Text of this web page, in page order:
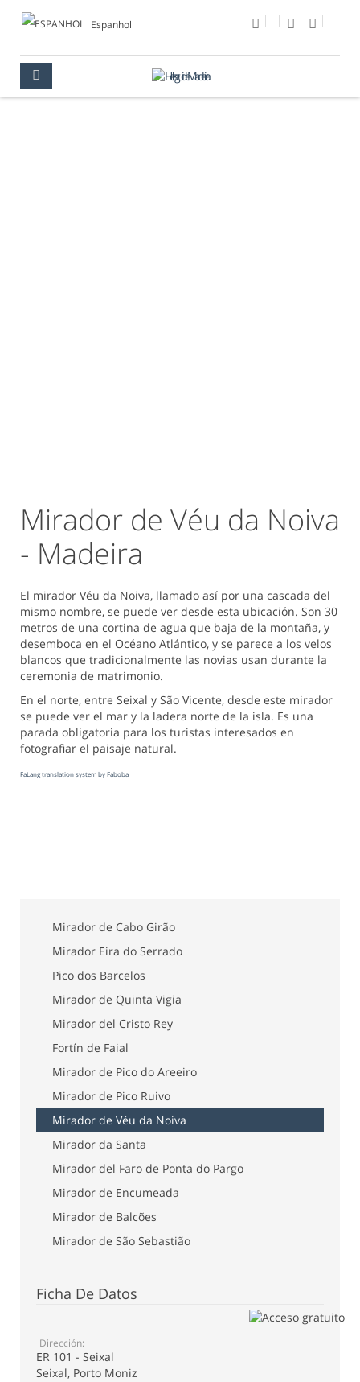
Espanhol
Mirador de Véu da Noiva
- Madeira
El mirador Véu da Noiva, llamado así por una cascada del
mismo nombre, se puede ver desde esta ubicación. Son 30
metros de una cortina de agua que baja de la montaña, y
desemboca en el Océano Atlántico, y se parece a los velos
blancos que tradicionalmente las novias usan durante la
ceremonia de matrimonio.
En el norte, entre Seixal y São Vicente, desde este mirador
se puede ver el mar y la ladera norte de la isla. Es una
parada obligatoria para los turistas interesados en
fotografiar el paisaje natural.
FaLang translation system by Faboba
Mirador de Cabo Girão
Mirador Eira do Serrado
Pico dos Barcelos
Mirador de Quinta Vigia
Mirador del Cristo Rey
Fortín de Faial
Mirador de Pico do Areeiro
Mirador de Pico Ruivo
Mirador de Véu da Noiva
Mirador da Santa
Mirador del Faro de Ponta do Pargo
Mirador de Encumeada
Mirador de Balcões
Mirador de São Sebastião
Ficha De Datos
Dirección:
ER 101 - Seixal
Seixal, Porto Moniz